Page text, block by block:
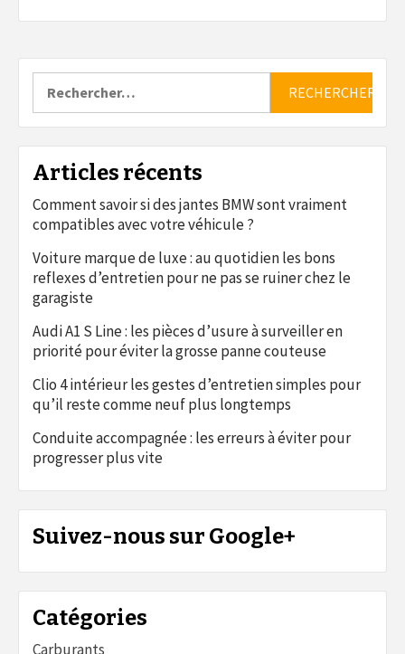
Articles récents
Comment savoir si des jantes BMW sont vraiment
compatibles avec votre véhicule ?
Voiture marque de luxe : au quotidien les bons
reflexes d’entretien pour ne pas se ruiner chez le
garagiste
Audi A1 S Line : les pièces d’usure à surveiller en
priorité pour éviter la grosse panne couteuse
Clio 4 intérieur les gestes d’entretien simples pour
qu’il reste comme neuf plus longtemps
Conduite accompagnée : les erreurs à éviter pour
progresser plus vite
Suivez-nous sur Google+
Catégories
Carburants